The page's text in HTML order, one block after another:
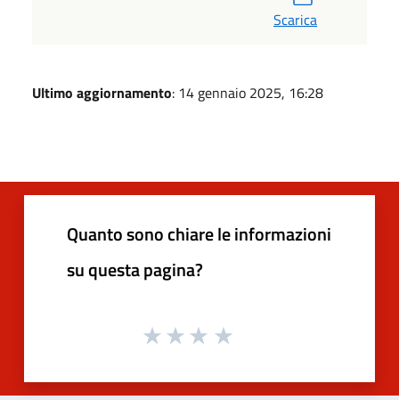
Scarica
Ultimo aggiornamento: 14 gennaio 2025, 16:28
Quanto sono chiare le informazioni
su questa pagina?